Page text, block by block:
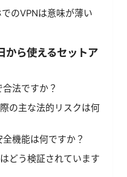
のVPNは意味が薄い
から使えるセットア
法ですか？
の主な法的リスクは何
機能は何ですか？
どう検証されています